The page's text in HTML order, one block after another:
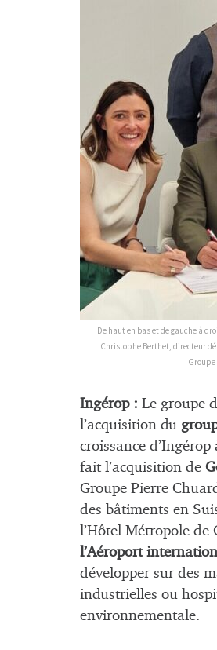
De haut en bas et de gauche à
Christophe Berthet, directeur
Ingérop : Le groupe
l’acquisition du
croissance
fait l’acquisition de
Groupe Pierre
des bâtiments en
l’Hôtel Métropole
l’Aéroport
développer sur des
industrielles ou
environnementale.